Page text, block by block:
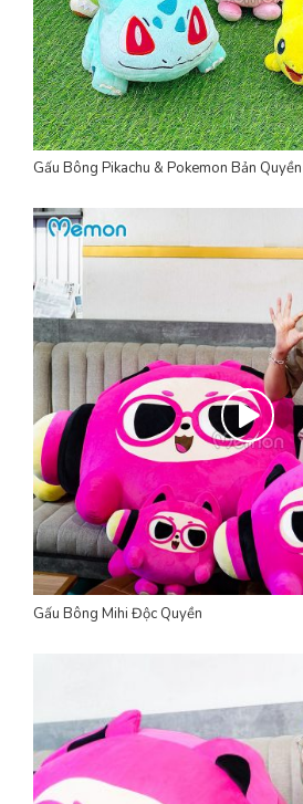
Gấu Bông Pikachu & Pokemon Bản Quyền
Gấu Bông Mihi Độc Quyền